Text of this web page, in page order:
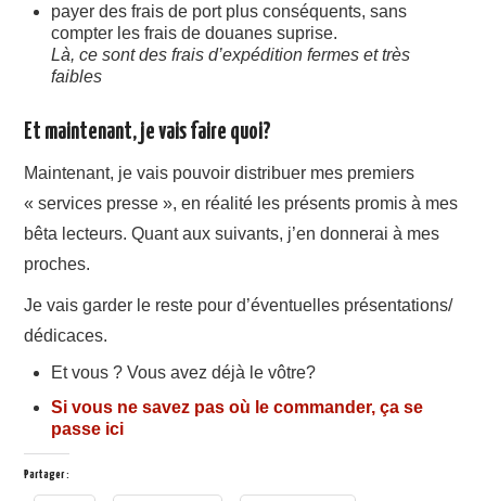
payer des frais de port plus conséquents, sans
compter les frais de douanes suprise.
Là, ce sont des frais d’expédition fermes et très
faibles
Et maintenant, je vais faire quoi?
Maintenant, je vais pouvoir distribuer mes premiers
« services presse », en réalité les présents promis à mes
bêta lecteurs. Quant aux suivants, j’en donnerai à mes
proches.
Je vais garder le reste pour d’éventuelles présentations/
dédicaces.
Et vous ? Vous avez déjà le vôtre?
Si vous ne savez pas où le commander, ça se
passe ici
Partager :